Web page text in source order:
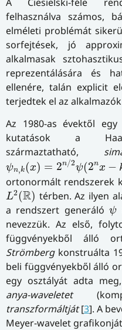
felhasználva számos,
elméleti problémát
sorfejtések, jó
alkalmasak
reprezentálására és
ellenére, talán explicit
terjedtek el az
Az 1980-as évektől
kutatások a Haar-
származtatható,
ψn,k(x) = 2n/2ψ(2nx −
ψn,k(x)=2n/2ψ (2n x−k)
ortonormált rendszerek
L2(R)
L2(R) térben. Az ilyen
a rendszert generálóψ
ψ
nevezzük. Az első,
függvényekből álló
Strömbergkonstruálta
beli függvényekből álló
egy osztályát adta meg,
anya-waveletet
transzformáltját[3]. A
Meyer-wavelet